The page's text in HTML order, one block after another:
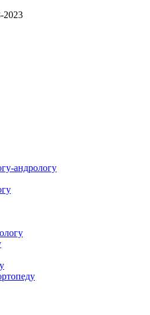
2023
андрологу